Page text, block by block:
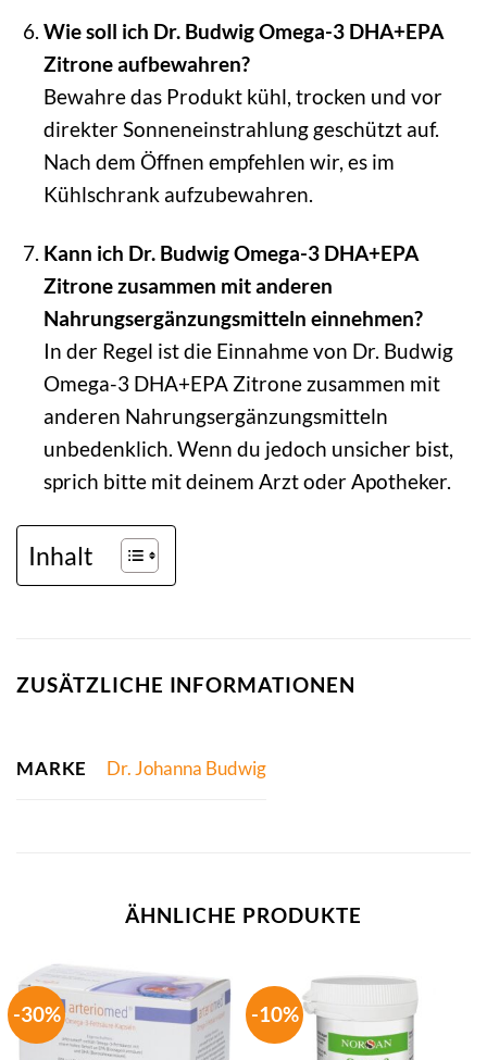
Wie soll ich Dr. Budwig Omega-3 DHA+EPA
Zitrone aufbewahren?
Bewahre das Produkt kühl, trocken und vor
direkter Sonneneinstrahlung geschützt auf.
Nach dem Öffnen empfehlen wir, es im
Kühlschrank aufzubewahren.
Kann ich Dr. Budwig Omega-3 DHA+EPA
Zitrone zusammen mit anderen
Nahrungsergänzungsmitteln einnehmen?
In der Regel ist die Einnahme von Dr. Budwig
Omega-3 DHA+EPA Zitrone zusammen mit
anderen Nahrungsergänzungsmitteln
unbedenklich. Wenn du jedoch unsicher bist,
sprich bitte mit deinem Arzt oder Apotheker.
Inhalt
ZUSÄTZLICHE INFORMATIONEN
MARKE Dr. Johanna Budwig
ÄHNLICHE PRODUKTE
-30% -10%